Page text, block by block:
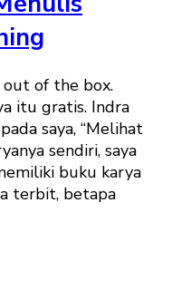
out of the box.
itu gratis. Indra
saya, “Melihat
sendiri, saya
buku karya
terbit, betapa